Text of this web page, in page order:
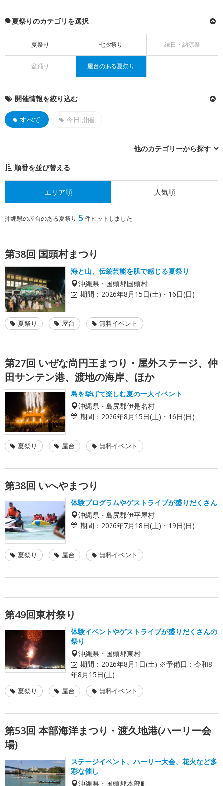
夏祭りのカテゴリを選択
夏祭り 七夕祭り 縁日・納涼祭
盆踊り 屋台のある夏祭り
開催情報を絞り込む
すべて 今日開催
他のカテゴリーから探す
順番を並び替える
エリア順 人気順
沖縄県の屋台のある夏祭り 5 件ヒットしました
第38回 国頭村まつり
海と山、伝統芸能を肌で感じる夏祭り
沖縄県・国頭郡国頭村
期間： 2026年8月15日(土)・16日(日)
夏祭り 屋台 無料イベント
第27回 いぜな尚円王まつり・屋外ステージ、仲
田サンテン港、渡地の海岸、ほか
島を挙げて楽しむ夏の一大イベント
沖縄県・島尻郡伊是名村
期間： 2026年8月15日(土)・16日(日)
夏祭り 屋台 無料イベント
第38回 いへやまつり
体験プログラムやゲストライブが盛りだくさん
沖縄県・島尻郡伊平屋村
期間： 2026年7月18日(土)・19日(日)
夏祭り 屋台 無料イベント
第49回東村祭り
体験イベントやゲストライブが盛りだくさんの
祭り
沖縄県・国頭郡東村
期間： 2026年8月1日(土) ※予備日：令和8
年8月15日(土)
夏祭り 屋台 無料イベント
第53回 本部海洋まつり・渡久地港(ハーリー会
場)
ステージイベント、ハーリー大会、花火など多
彩な催し
沖縄県・国頭郡本部町